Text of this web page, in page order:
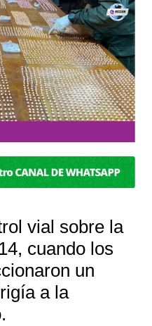
vial sobre la
cuando los
un
a la